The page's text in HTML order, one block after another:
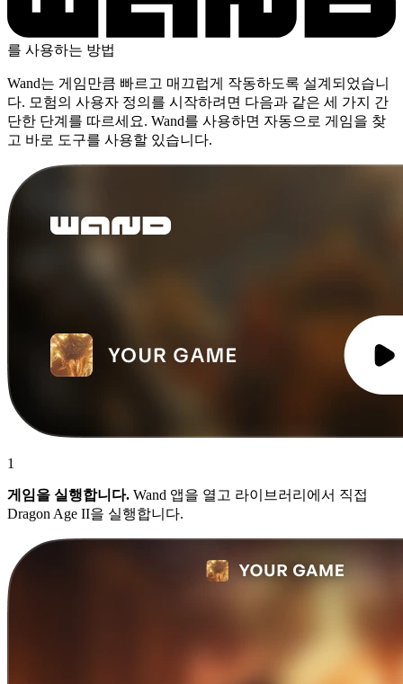
를 사용하는 방법
Wand는 게임만큼 빠르고 매끄럽게 작동하도록 설계되었습니
다. 모험의 사용자 정의를 시작하려면 다음과 같은 세 가지 간
단한 단계를 따르세요. Wand를 사용하면 자동으로 게임을 찾
고 바로 도구를 사용할 있습니다.
1
게임을 실행합니다. Wand 앱을 열고 라이브러리에서 직접
Dragon Age II을 실행합니다.